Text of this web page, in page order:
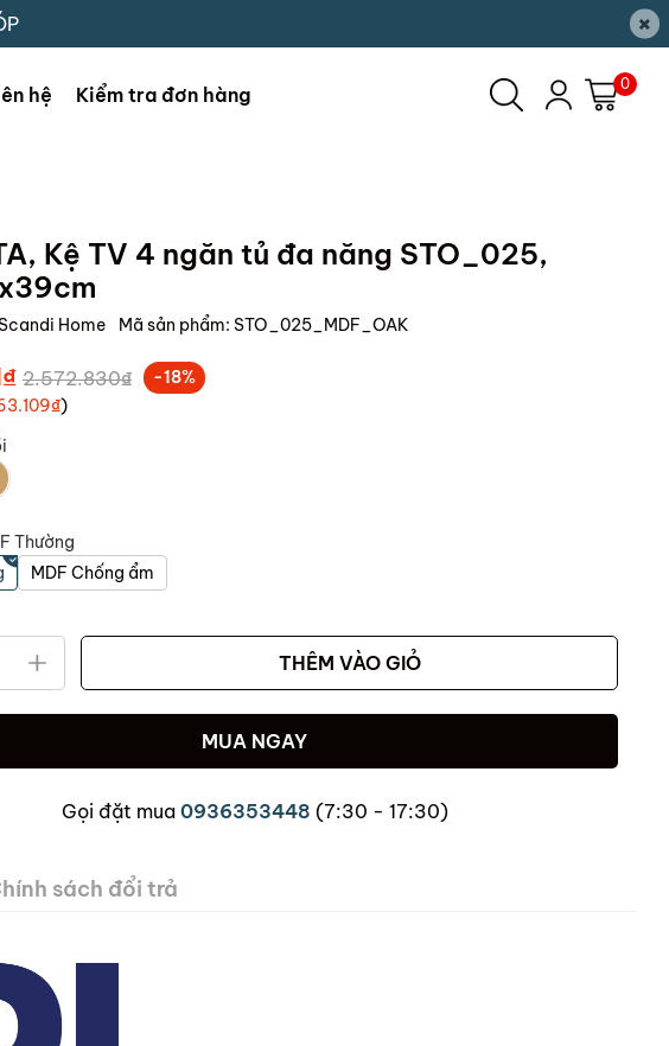
×
hệ Kiểm tra đơn hàng 0
Kệ TV 4 ngăn tủ đa năng STO_025,
Scandi Home Mã sản phẩm: STO_025_MDF_OAK
2.572.830₫
-18%
)
Thường
MDF Chống ẩm
THÊM VÀO GIỎ
MUA NGAY
Gọi đặt mua 0936353448 (7:30 - 17:30)
sách đổi trả